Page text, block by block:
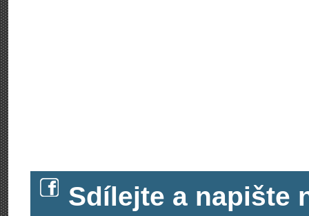
Sdílejte a napište